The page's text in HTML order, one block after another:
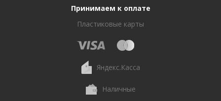
Принимаем к оплате
Пластиковые карты
Яндекс.Касса
Наличные